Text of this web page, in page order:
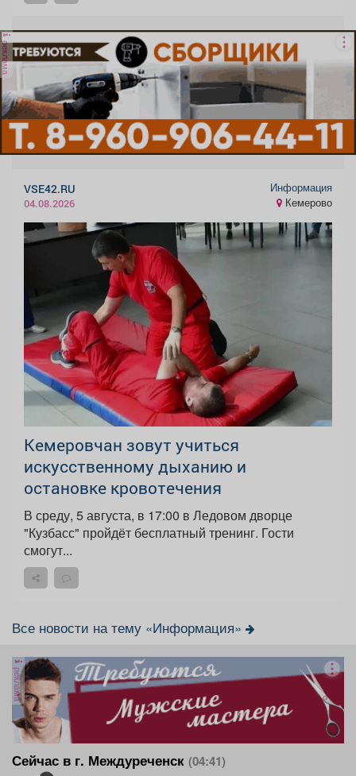
реклама
VSE42.RU
04.08.2026
Информация
Кемерово
Кемеровчан зовут учиться
искусственному дыханию и
остановке кровотечения
В среду, 5 августа, в 17:00 в Ледовом дворце
"Кузбасс" пройдёт бесплатный тренинг. Гости
смогут...
Все новости на тему «Информация»
реклама
Сейчас в г. Междуреченск (04:41)